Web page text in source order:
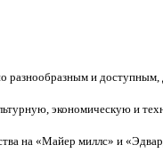
разнообразным и
экономическую и
на «Майер миллс» и